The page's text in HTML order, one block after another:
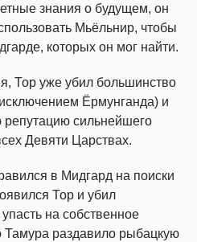
знания о будущем, он
Мьёльнир, чтобы
которых он мог найти.
Тор уже убил большинство
Ёрмунганда) и
сильнейшего
Девяти Царствах.
в Мидгард на поиски
Тор и убил
на собственное
Тамура раздавило рыбацкую